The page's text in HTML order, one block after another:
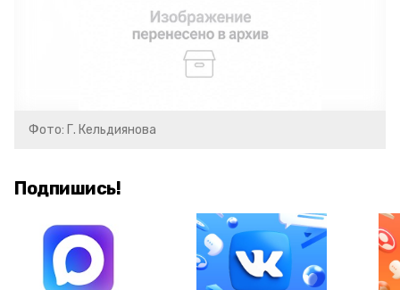
Фото: Г. Кельдиянова
Подпишись!